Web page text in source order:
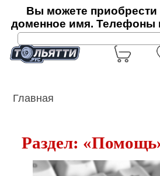
Вы можете приобрести
доменное имя. Телефоны
Главная
Раздел: